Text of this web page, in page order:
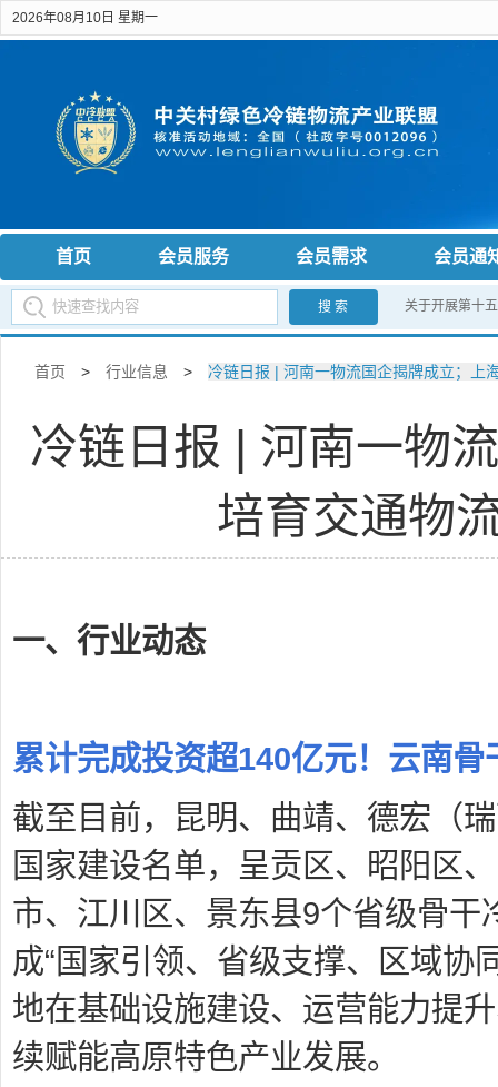
2026年08月10日 星期一
首页 会员服务 会员需求 会员通
搜 索 关于开展第十
首页 > 行业信息 > 冷链日报 | 河南一物流国企揭牌成立；上
冷链日报 | 河南一物
培育交通物
一、行业动态
累计完成投资超140亿元！云南
截至目前，昆明、曲靖、德宏（
国家建设名单，呈贡区、昭阳区
市、江川区、景东县9个省级骨
成“国家引领、省级支撑、区域协
地在基础设施建设、运营能力提
续赋能高原特色产业发展。